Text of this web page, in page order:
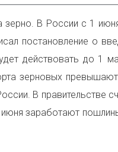
В России с 1
постановление о
действовать до 1
зерновых
В правительстве
заработают